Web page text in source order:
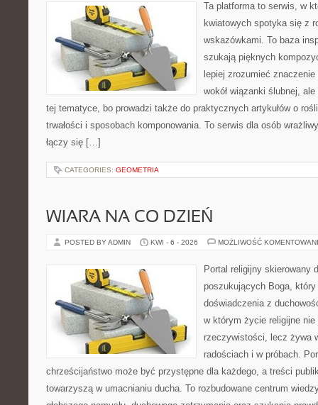
Ta platforma to serwis, w
kwiatowych spotyka się z
wskazówkami. To baza
szukają pięknych
lepiej zrozumieć
wokół wiązanki ślubnej,
tej tematyce, bo prowadzi także do praktycznych artykułów o
trwałości i sposobach komponowania. To serwis dla osób
łączy się […]
CATEGORIES: GEOMETRIA
WIARA NA CO DZIEŃ
POSTED BY ADMIN KWI - 6 - 2026 MOŻLIWOŚĆ
Portal religijny skierowany
poszukujących Boga,
doświadczenia z
w którym życie religijne nie
rzeczywistości, lecz żywa
radościach i w próbach.
chrześcijaństwo może być przystępne dla każdego, a treści
towarzyszą w umacnianiu ducha. To rozbudowane centrum